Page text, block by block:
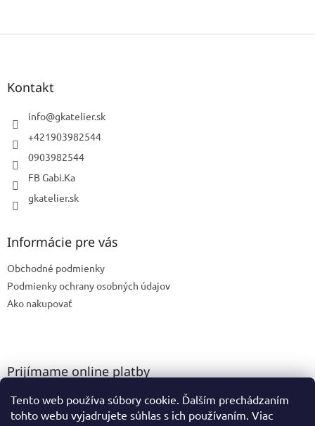
Tento web používa súbory cookie. Ďalším prechádzaním
tohto webu vyjadrujete súhlas s ich používaním. Viac
Z
Kontakt
info@gkatelier.sk
+421903982544
0903982544
FB Gabi.Ka
gkatelier.sk
Informácie pre vás
Obchodné podmienky
Podmienky ochrany osobných údajov
Ako nakupovať
Prijímame online platby